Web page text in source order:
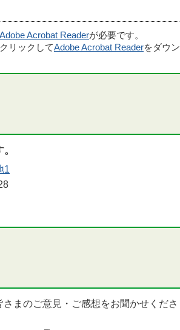
Adobe Acrobat Readerが必要です。
リックしてAdobe Acrobat Readerをダウン
1
まのご意見・ご感想をお聞かせくださ